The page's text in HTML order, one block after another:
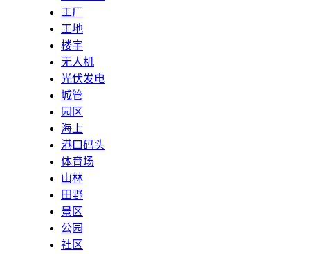
工厂
工地
楼宇
无人机
光伏发电
城管
园区
海上
港口码头
体育场
山林
田野
景区
公园
社区